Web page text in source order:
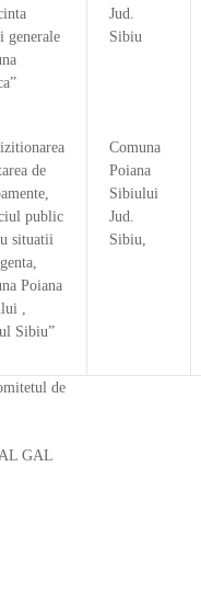
generale
Jud.
Sibiu
de
public
situatii
Poiana
,
Sibiu”
Comuna
Poiana
Sibiului
Jud.
Sibiu,
de
GAL